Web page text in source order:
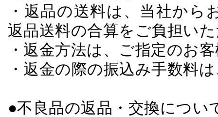
・返品の送料は、当社か
返品送料の合算をご負担い
・返金方法は、ご指定のお
・返金の際の振込み手数料
●不良品の返品・交換につい